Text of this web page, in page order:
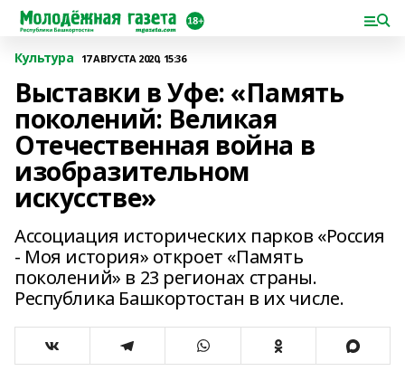
Культура 17 АВГУСТА 2020, 15:36
Выставки в Уфе: «Память
поколений: Великая
Отечественная война в
изобразительном
искусстве»
Ассоциация исторических парков «Россия
- Моя история» откроет «Память
поколений» в 23 регионах страны.
Республика Башкортостан в их числе.